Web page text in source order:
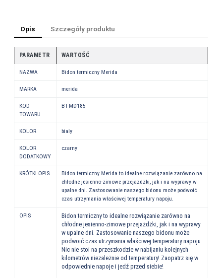
Opis Szczegóły produktu
PARAMETR WARTOŚĆ
NAZWA Bidon termiczny Merida
MARKA merida
KOD
TOWARU
BT-MD185
KOLOR bialy
KOLOR
DODATKOWY
czarny
KRÓTKI OPIS
Bidon termiczny Merida to idealne rozwiązanie zarówno na
chłodne jesienno-zimowe przejażdżki, jak i na wyprawy w
upalne dni. Zastosowanie naszego bidonu może podwoić
czas utrzymania właściwej temperatury napoju.
OPIS
Bidon termiczny to idealne rozwiązanie zarówno na
chłodne jesienno-zimowe przejażdżki, jak i na wyprawy
w upalne dni. Zastosowanie naszego bidonu może
podwoić czas utrzymania właściwej temperatury napoju.
Nic nie stoi na przeszkodzie w nabijaniu kolejnych
kilometrów niezależnie od temperatury! Zaopatrz się w
odpowiednie napoje i jedź przed siebie!